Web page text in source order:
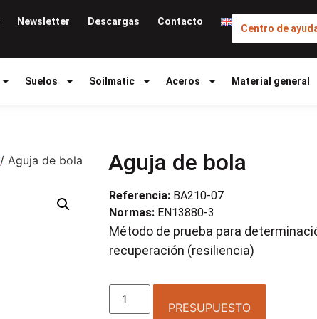
Newsletter Descargas Contacto
Centro de
Suelos Soilmatic Aceros Material general
/ Aguja de bola Aguja de bola
Referencia: BA210-07
Normas: EN13880-3
Método de prueba para
recuperación (resiliencia)
PRESUPUESTO